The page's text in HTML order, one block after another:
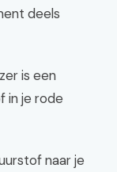
deels
is een
in je rode
naar je